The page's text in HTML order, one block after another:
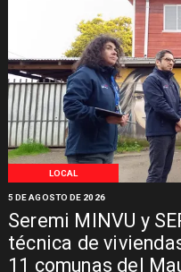
LOCAL
Seremi MINVU y
técnica de
11 comunas del
5 DE AGOSTO DE 2026